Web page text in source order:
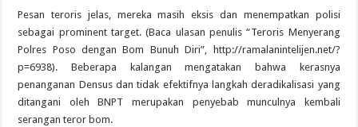
Pesan teroris jelas, mereka masih eksis dan menempatkan polisi
sebagai prominent target. (Baca ulasan penulis “Teroris Menyerang
Polres Poso dengan Bom Bunuh Diri”, http://ramalanintelijen.net/?
p=6938). Beberapa kalangan mengatakan bahwa kerasnya
penanganan Densus dan tidak efektifnya langkah deradikalisasi yang
ditangani oleh BNPT merupakan penyebab munculnya kembali
serangan teror bom.